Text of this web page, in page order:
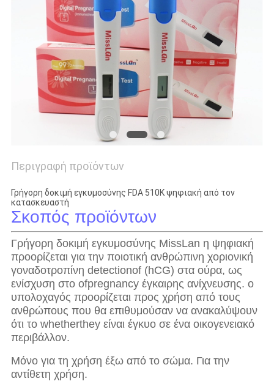
POLICY
Περιγραφή προϊόντων
Γρήγορη δοκιμή εγκυμοσύνης FDA 510K ψηφιακή από τον
κατασκευαστή
Σκοπός προϊόντων
Γρήγορη δοκιμή εγκυμοσύνης MissLan η ψηφιακή
προορίζεται για την ποιοτική ανθρώπινη χοριονική
γοναδοτροπίνη detectionof (hCG) στα ούρα, ως
ενίσχυση στο ofpregnancy έγκαιρης ανίχνευσης. ο
υπολοχαγός προορίζεται προς χρήση από τους
ανθρώπους που θα επιθυμούσαν να ανακαλύψουν
ότι το whetherthey είναι έγκυο σε ένα οικογενειακό
περιβάλλον.
Μόνο για τη χρήση έξω από το σώμα. Για την
αντίθετη χρήση.